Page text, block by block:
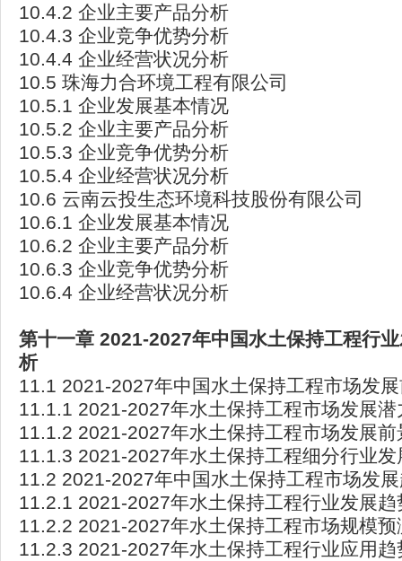
10.4.2 企业主要产品分析
10.4.3 企业竞争优势分析
10.4.4 企业经营状况分析
10.5 珠海力合环境工程有限公司
10.5.1 企业发展基本情况
10.5.2 企业主要产品分析
10.5.3 企业竞争优势分析
10.5.4 企业经营状况分析
10.6 云南云投生态环境科技股份有限公司
10.6.1 企业发展基本情况
10.6.2 企业主要产品分析
10.6.3 企业竞争优势分析
10.6.4 企业经营状况分析
第十一章 2021-2027年中国水土保持工程行
析
11.1 2021-2027年中国水土保持工程市场发
11.1.1 2021-2027年水土保持工程市场发展潜
11.1.2 2021-2027年水土保持工程市场发展前
11.1.3 2021-2027年水土保持工程细分行业发
11.2 2021-2027年中国水土保持工程市场发
11.2.1 2021-2027年水土保持工程行业发展趋
11.2.2 2021-2027年水土保持工程市场规模预
11.2.3 2021-2027年水土保持工程行业应用趋